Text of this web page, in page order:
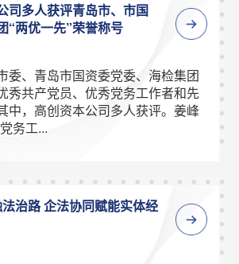
司多人获评青岛市、市国
“两优一先”荣誉称号
委、青岛市国资委党委、海检集团
秀共产党员、优秀党务工作者和先
中，高创资本公司多人获评。姜峰
务工...
治路 企法协同赋能实体经